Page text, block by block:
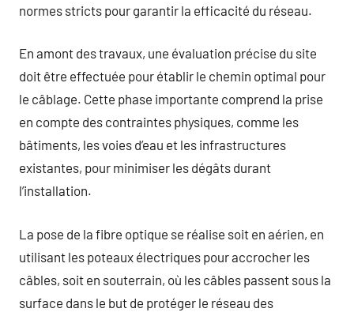
normes stricts pour garantir la efficacité du réseau.
En amont des travaux, une évaluation précise du site
doit être effectuée pour établir le chemin optimal pour
le câblage. Cette phase importante comprend la prise
en compte des contraintes physiques, comme les
bâtiments, les voies d’eau et les infrastructures
existantes, pour minimiser les dégâts durant
l’installation.
La pose de la fibre optique se réalise soit en aérien, en
utilisant les poteaux électriques pour accrocher les
câbles, soit en souterrain, où les câbles passent sous la
surface dans le but de protéger le réseau des